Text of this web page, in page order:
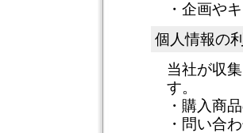
・企画や
個人情報の
当社が収
す。
・購入商
・問い合